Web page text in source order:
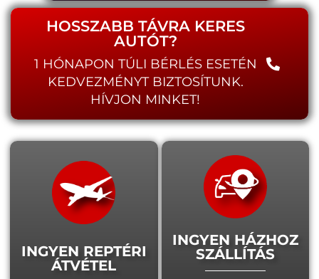
HOSSZABB TÁVRA KERES
AUTÓT?
1 HÓNAPON TÚLI BÉRLÉS ESETÉN
KEDVEZMÉNYT BIZTOSÍTUNK.
HÍVJON MINKET!
INGYEN REPTÉRI
ÁTVÉTEL
INGYEN HÁZHOZ
SZÁLLÍTÁS